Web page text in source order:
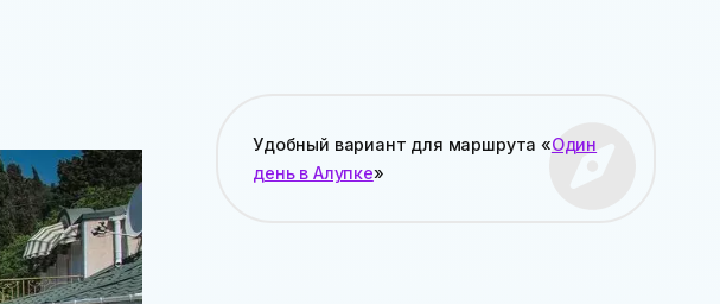
Удобный вариант для маршрута «Один
день в Алупке»